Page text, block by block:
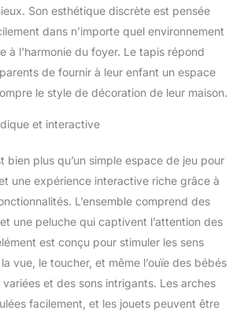
spécialement conçu pour
l'éveil et le divertissement
de votre enfant. Il est
notamment doté d'une
arche avec 5 jouets
suspendus : l'étoile
rubans, l'écureuil volant
laveur avec une étoile
jouet de dentition, le loup
chouette des neiges
texturée.
Éveil Visuel
- Le tapis de jeu et
d'activités d'éveils extra
confort et épais sous le
thème de la galaxie est
fait de couleurs et
Son esthétique discrète est pensée
dans n’importe quel environnement
à l’harmonie du foyer. Le tapis répond
de fournir à leur enfant un espace
le style de décoration de leur maison.
et interactive
bien plus qu’un simple espace de jeu pour
une expérience interactive riche grâce à
L’ensemble comprend des
une peluche qui captivent l’attention des
est conçu pour stimuler les sens
vue, le toucher, et même l’ouïe des bébés
et des sons intrigants. Les arches
facilement, et les jouets peuvent être